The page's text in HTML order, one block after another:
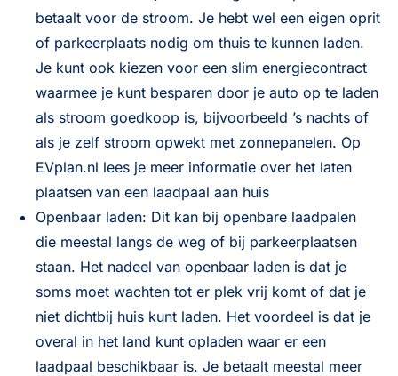
betaalt voor de stroom. Je hebt wel een eigen oprit
of parkeerplaats nodig om thuis te kunnen laden.
Je kunt ook kiezen voor een slim energiecontract
waarmee je kunt besparen door je auto op te laden
als stroom goedkoop is, bijvoorbeeld ’s nachts of
als je zelf stroom opwekt met zonnepanelen. Op
EVplan.nl lees je meer informatie over het laten
plaatsen van een laadpaal aan huis
Openbaar laden: Dit kan bij openbare laadpalen
die meestal langs de weg of bij parkeerplaatsen
staan. Het nadeel van openbaar laden is dat je
soms moet wachten tot er plek vrij komt of dat je
niet dichtbij huis kunt laden. Het voordeel is dat je
overal in het land kunt opladen waar er een
laadpaal beschikbaar is. Je betaalt meestal meer